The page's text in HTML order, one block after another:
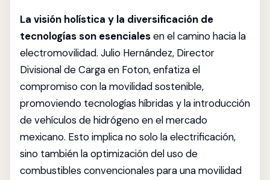
La visión holística y la diversificación de
tecnologías son esencialesen el camino hacia la
electromovilidad. Julio Hernández, Director
Divisional de Carga en Foton, enfatiza el
compromiso con la movilidad sostenible,
promoviendo tecnologías híbridas y la introducción
de vehículos de hidrógeno en el mercado
mexicano. Esto implica no solo la electrificación,
sino también la optimización del uso de
combustibles convencionales para una movilidad